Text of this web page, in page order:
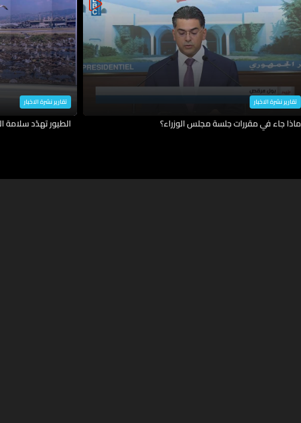
تقارير نشرة الاخبار
ماذا جاء في مقررات جلسة مجلس الوزراء؟
تقارير نشرة الاخبار
الطيور تهدّد سلامة